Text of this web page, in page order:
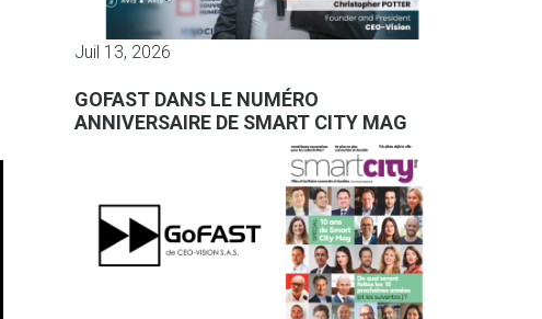
Juil 13, 2026
GOFAST DANS LE NUMÉRO
ANNIVERSAIRE DE SMART CITY MAG